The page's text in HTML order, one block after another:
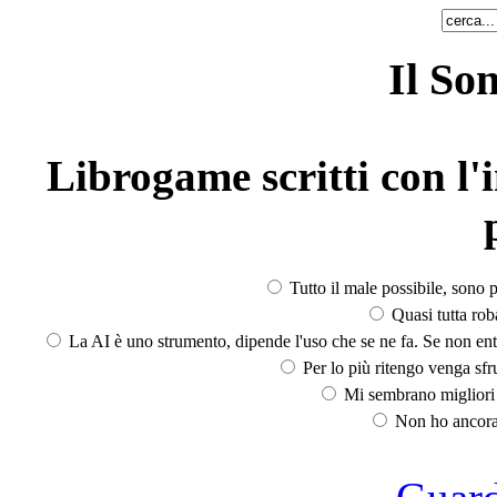
Il
Librogame scritti con
Tutto il male possibile, sono
Quasi tutta
La AI è uno strumento, dipende l'uso che se ne fa. Se non
Per lo più ritengo venga
Mi sembrano
Non ho